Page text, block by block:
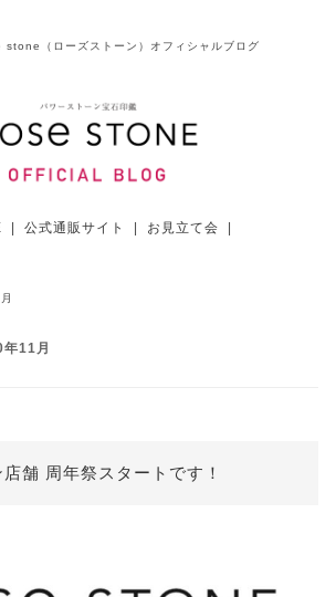
stone（ローズストーン）オフィシャルブログ
公式通販サイト お見立て会
11月
舗 周年祭スタートです！